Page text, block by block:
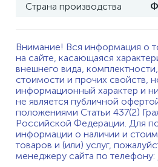
Страна производства
Внимание! Вся информация о
на сайте, касающаяся
внешнего вида,
стоимости и прочих свойств,
информационный характер и
не является публичной
положениями Статьи 437(2)
Российской Федерации. Для
информации о наличии и
товаров и (или) услуг,
менеджеру сайта по телефону: